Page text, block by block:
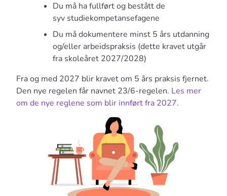
Du må ha fullført og bestått de
syv studiekompetansefagene
Du må dokumentere minst 5 års utdanning
og/eller arbeidspraksis (dette kravet utgår
fra skoleåret 2027/2028)
Fra og med 2027 blir kravet om 5 års praksis fjernet.
Den nye regelen får navnet 23/6-regelen. Les mer
om de nye reglene som blir innført fra 2027.